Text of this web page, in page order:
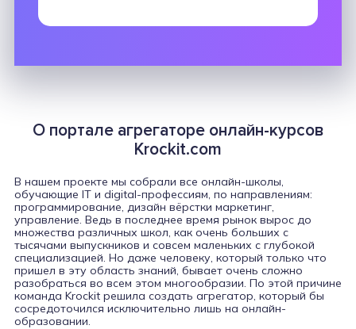
О портале агрегаторе онлайн-курсов
Krockit.com
В нашем проекте мы собрали все онлайн-школы,
обучающие IT и digital-профессиям, по направлениям:
программирование, дизайн вёрстки маркетинг,
управление. Ведь в последнее время рынок вырос до
множества различных школ, как очень больших с
тысячами выпускников и совсем маленьких с глубокой
специализацией. Но даже человеку, который только что
пришел в эту область знаний, бывает очень сложно
разобраться во всем этом многообразии. По этой причине
команда Krockit решила создать агрегатор, который бы
сосредоточился исключительно лишь на онлайн-
образовании.